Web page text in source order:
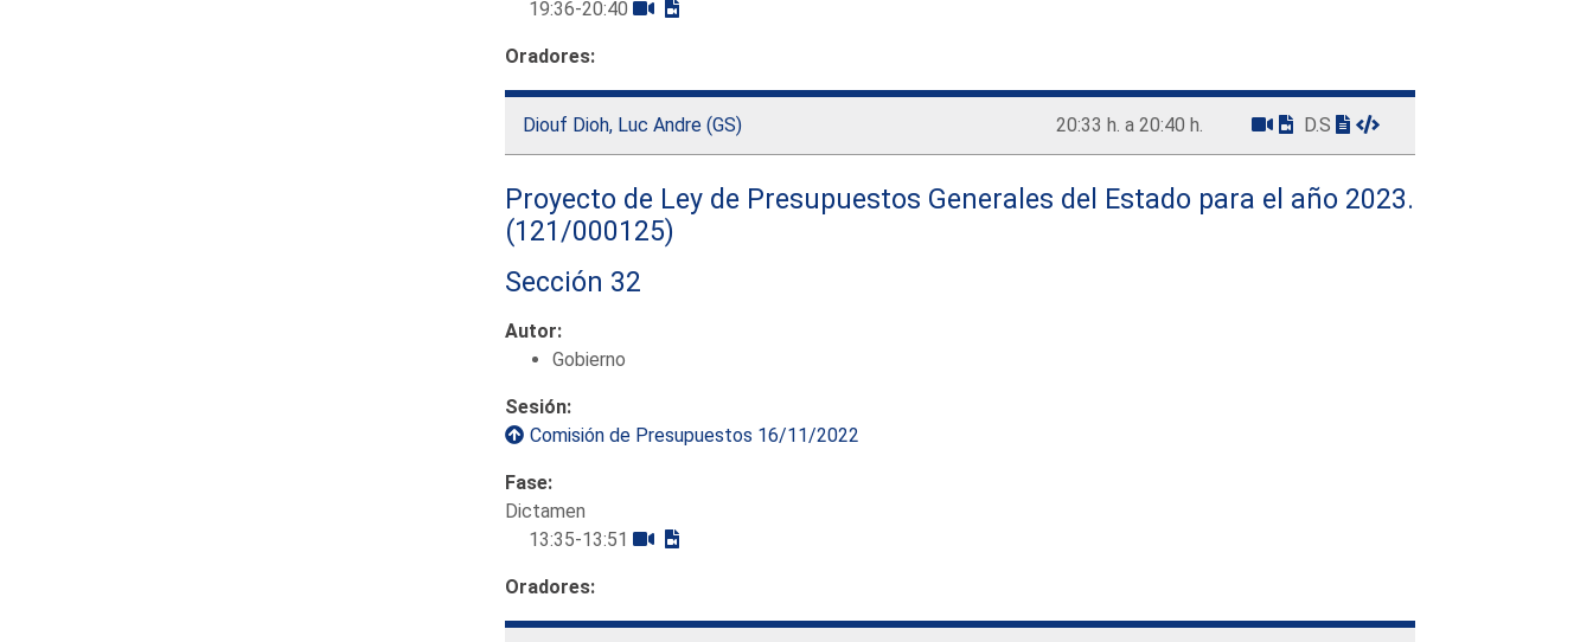
19:36-20:40
Oradores:
Diouf Dioh, Luc Andre (GS) 20:33 h. a 20:40 h. D.S
Proyecto de Ley de Presupuestos Generales del Estado para el año 2023.
(121/000125)
Sección 32
Autor:
Gobierno
Sesión:
Comisión de Presupuestos 16/11/2022
Fase:
Dictamen
13:35-13:51
Oradores: